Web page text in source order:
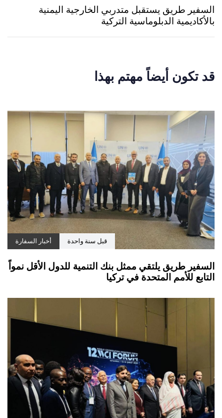
السفير طريق يستقبل متدربي الخارجية اليمنية
بالأكاديمية الدبلوماسية التركية
قبل سنة واحدة أخبار السفارة
السفير طريق يلتقي ممثل بنك التنمية للدول الأقل نمواً
التابع للأمم المتحدة في تركيا